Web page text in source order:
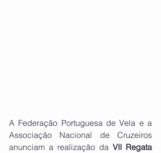
A Federação Portuguesa de Vela e a
Associação Nacional de Cruzeiros
anunciam a realização da VII Regata